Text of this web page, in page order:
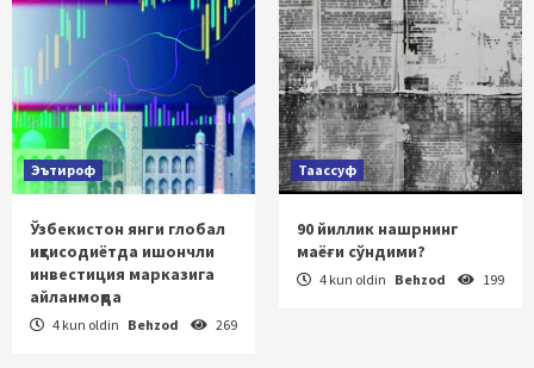
Эътироф
Ўзбекистон янги глобал
иқтисодиётда ишончли
инвестиция марказига
айланмоқда
4 kun oldin Behzod 269
Таассуф
90 йиллик нашрнинг
маёғи сўндими?
4 kun oldin Behzod 199